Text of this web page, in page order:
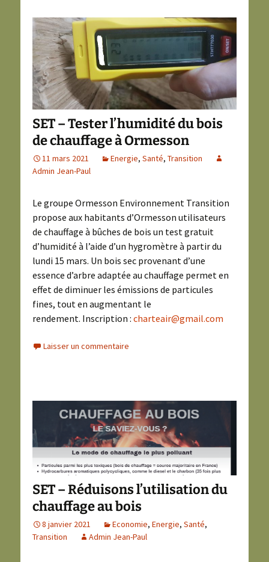
SET – Tester l’humidité du bois
de chauffage à Ormesson
11 mars 2021 Energie, Santé, Transition
Admin Jean-Paul
Le groupe Ormesson Environnement Transition
propose aux habitants d’Ormesson utilisateurs
de chauffage à bûches de bois un test gratuit
d’humidité à l’aide d’un hygromètre à partir du
lundi 15 mars. Un bois sec provenant d’une
essence d’arbre adaptée au chauffage permet en
effet de diminuer les émissions de particules
fines, tout en augmentant le
rendement. Inscription : charteair@gmail.com
Laisser un commentaire
SET – Réduisons l’utilisation du
chauffage au bois
8 janvier 2021 Economie, Energie, Santé,
Transition
Admin Jean-Paul